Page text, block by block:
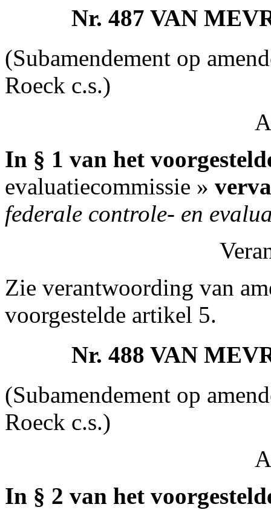
Nr. 487 VAN
(Subamendement op
Roeck c.s.)
In § 1 van het
evaluatiecommissie »
federale controle- en
Zie verantwoording van
voorgestelde artikel 5.
Nr. 488 VAN
(Subamendement op
Roeck c.s.)
In § 2 van het